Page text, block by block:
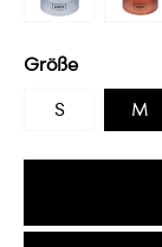
Größe
S
M